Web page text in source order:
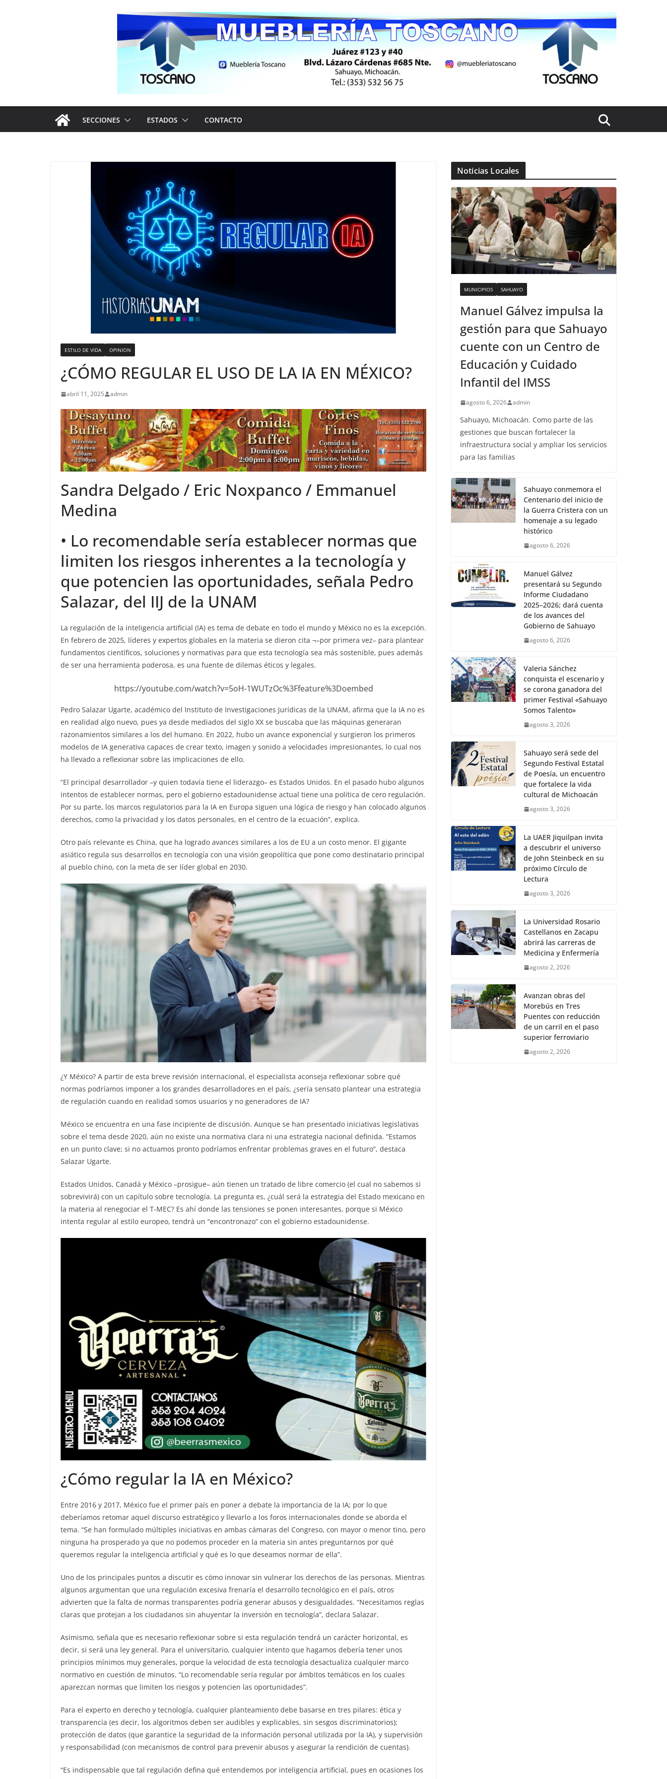
SECCIONES ESTADOS CONTACTO
ESTILO DE VIDA OPINION
¿CÓMO REGULAR EL USO DE LA IA EN MÉXICO?
abril 11, 2025 admin
Sandra Delgado / Eric Noxpanco / Emmanuel
Medina
• Lo recomendable sería establecer normas que
limiten los riesgos inherentes a la tecnología y
que potencien las oportunidades, señala Pedro
Salazar, del IIJ de la UNAM
La regulación de la inteligencia artificial (IA) es tema de debate en todo el mundo y México no es la excepción.
En febrero de 2025, líderes y expertos globales en la materia se dieron cita ¬–por primera vez– para plantear
fundamentos científicos, soluciones y normativas para que esta tecnología sea más sostenible, pues además
de ser una herramienta poderosa, es una fuente de dilemas éticos y legales.
https://youtube.com/watch?v=5oH-1WUTzOc%3Ffeature%3Doembed
Pedro Salazar Ugarte, académico del Instituto de Investigaciones Jurídicas de la UNAM, afirma que la IA no es
en realidad algo nuevo, pues ya desde mediados del siglo XX se buscaba que las máquinas generaran
razonamientos similares a los del humano. En 2022, hubo un avance exponencial y surgieron los primeros
modelos de IA generativa capaces de crear texto, imagen y sonido a velocidades impresionantes, lo cual nos
ha llevado a reflexionar sobre las implicaciones de ello.
“El principal desarrollador –y quien todavía tiene el liderazgo– es Estados Unidos. En el pasado hubo algunos
intentos de establecer normas, pero el gobierno estadounidense actual tiene una política de cero regulación.
Por su parte, los marcos regulatorios para la IA en Europa siguen una lógica de riesgo y han colocado algunos
derechos, como la privacidad y los datos personales, en el centro de la ecuación”, explica.
Otro país relevante es China, que ha logrado avances similares a los de EU a un costo menor. El gigante
asiático regula sus desarrollos en tecnología con una visión geopolítica que pone como destinatario principal
al pueblo chino, con la meta de ser líder global en 2030.
¿Y México? A partir de esta breve revisión internacional, el especialista aconseja reflexionar sobre qué
normas podríamos imponer a los grandes desarrolladores en el país, ¿sería sensato plantear una estrategia
de regulación cuando en realidad somos usuarios y no generadores de IA?
México se encuentra en una fase incipiente de discusión. Aunque se han presentado iniciativas legislativas
sobre el tema desde 2020, aún no existe una normativa clara ni una estrategia nacional definida. “Estamos
en un punto clave; si no actuamos pronto podríamos enfrentar problemas graves en el futuro”, destaca
Salazar Ugarte.
Estados Unidos, Canadá y México –prosigue– aún tienen un tratado de libre comercio (el cual no sabemos si
sobrevivirá) con un capítulo sobre tecnología. La pregunta es, ¿cuál será la estrategia del Estado mexicano en
la materia al renegociar el T-MEC? Es ahí donde las tensiones se ponen interesantes, porque si México
intenta regular al estilo europeo, tendrá un “encontronazo” con el gobierno estadounidense.
¿Cómo regular la IA en México?
Entre 2016 y 2017, México fue el primer país en poner a debate la importancia de la IA; por lo que
deberíamos retomar aquel discurso estratégico y llevarlo a los foros internacionales donde se aborda el
tema. “Se han formulado múltiples iniciativas en ambas cámaras del Congreso, con mayor o menor tino, pero
ninguna ha prosperado ya que no podemos proceder en la materia sin antes preguntarnos por qué
queremos regular la inteligencia artificial y qué es lo que deseamos normar de ella”.
Uno de los principales puntos a discutir es cómo innovar sin vulnerar los derechos de las personas. Mientras
algunos argumentan que una regulación excesiva frenaría el desarrollo tecnológico en el país, otros
advierten que la falta de normas transparentes podría generar abusos y desigualdades. “Necesitamos reglas
claras que protejan a los ciudadanos sin ahuyentar la inversión en tecnología”, declara Salazar.
Asimismo, señala que es necesario reflexionar sobre si esta regulación tendrá un carácter horizontal, es
decir, si será una ley general. Para el universitario, cualquier intento que hagamos debería tener unos
principios mínimos muy generales, porque la velocidad de esta tecnología desactualiza cualquier marco
normativo en cuestión de minutos. “Lo recomendable sería regular por ámbitos temáticos en los cuales
aparezcan normas que limiten los riesgos y potencien las oportunidades”.
Para el experto en derecho y tecnología, cualquier planteamiento debe basarse en tres pilares: ética y
transparencia (es decir, los algoritmos deben ser audibles y explicables, sin sesgos discriminatorios);
protección de datos (que garantice la seguridad de la información personal utilizada por la IA), y supervisión
y responsabilidad (con mecanismos de control para prevenir abusos y asegurar la rendición de cuentas).
“Es indispensable que tal regulación defina qué entendemos por inteligencia artificial, pues en ocasiones los
Noticias Locales
MUNICIPIOS SAHUAYO
Manuel Gálvez impulsa la
gestión para que Sahuayo
cuente con un Centro de
Educación y Cuidado
Infantil del IMSS
agosto 6, 2026 admin
Sahuayo, Michoacán. Como parte de las
gestiones que buscan fortalecer la
infraestructura social y ampliar los servicios
para las familias
Sahuayo conmemora el
Centenario del inicio de
la Guerra Cristera con un
homenaje a su legado
histórico
agosto 6, 2026
Manuel Gálvez
presentará su Segundo
Informe Ciudadano
2025–2026; dará cuenta
de los avances del
Gobierno de Sahuayo
agosto 6, 2026
Valeria Sánchez
conquista el escenario y
se corona ganadora del
primer Festival «Sahuayo
Somos Talento»
agosto 3, 2026
Sahuayo será sede del
Segundo Festival Estatal
de Poesía, un encuentro
que fortalece la vida
cultural de Michoacán
agosto 3, 2026
La UAER Jiquilpan invita
a descubrir el universo
de John Steinbeck en su
próximo Círculo de
Lectura
agosto 3, 2026
La Universidad Rosario
Castellanos en Zacapu
abrirá las carreras de
Medicina y Enfermería
agosto 2, 2026
Avanzan obras del
Morebús en Tres
Puentes con reducción
de un carril en el paso
superior ferroviario
agosto 2, 2026